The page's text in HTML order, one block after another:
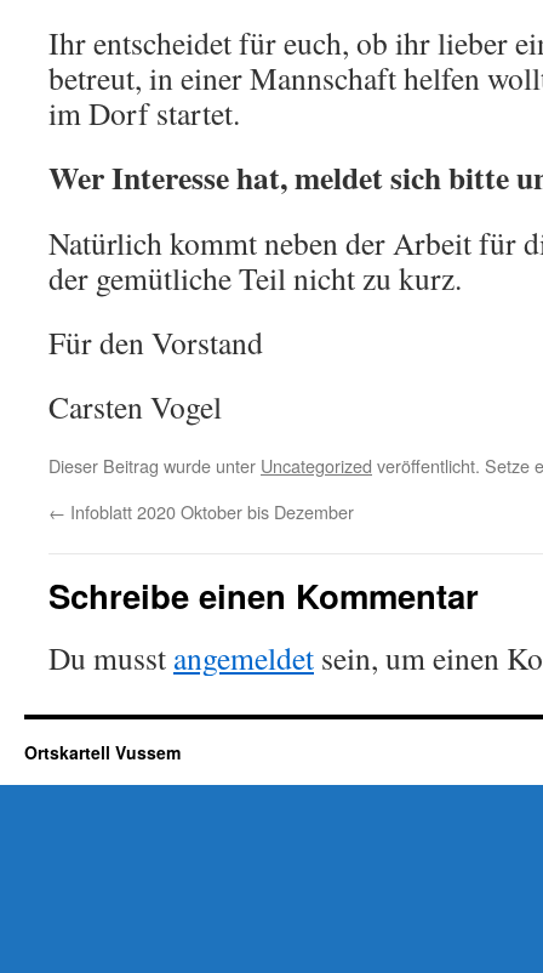
Ihr entscheidet für euch, ob ihr lieber
betreut, in einer Mannschaft helfen
im Dorf startet.
Wer Interesse hat, meldet sich bitte
Natürlich kommt neben der Arbeit für
der gemütliche Teil nicht zu kurz.
Für den Vorstand
Carsten Vogel
Dieser Beitrag wurde unter Uncategorized veröffentlicht. Setze
← Infoblatt 2020 Oktober bis Dezember
Schreibe einen Kommentar
Du musst angemeldet sein, um einen
Ortskartell Vussem